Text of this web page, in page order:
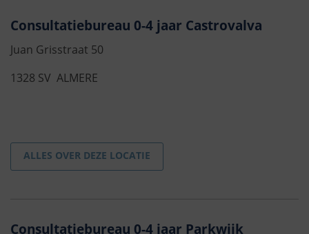
Consultatiebureau 0-4 jaar Castrovalva
Juan Grisstraat 50
1328 SV ALMERE
ALLES OVER DEZE LOCATIE
Consultatiebureau 0-4 jaar Parkwijk